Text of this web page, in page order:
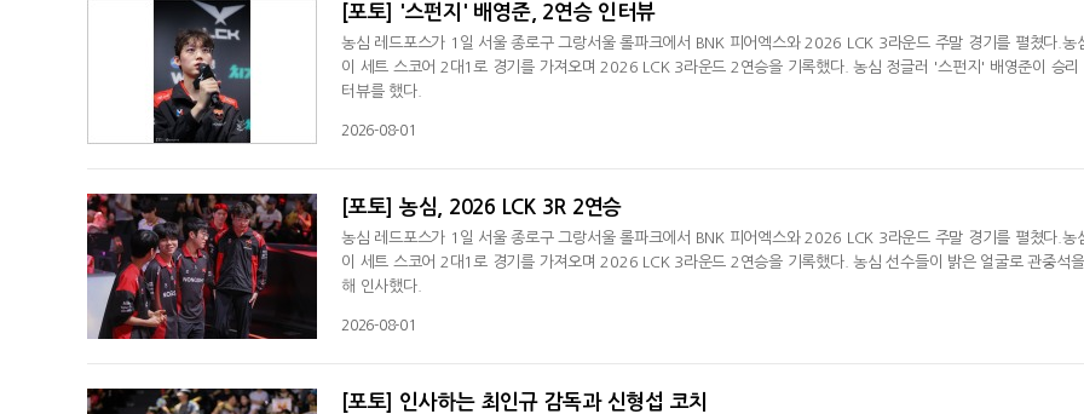
[포토] '스펀지' 배영준, 2연승 인터뷰
농심 레드포스가 1일 서울 종로구 그랑서울 롤파크에서 BNK 피어엑스와 2026 LCK 3라운드 주말 경기를 펼쳤다.농
이 세트 스코어 2대1로 경기를 가져오며 2026 LCK 3라운드 2연승을 기록했다. 농심 정글러 '스펀지' 배영준이 승리
터뷰를 했다.
2026-08-01
[포토] 농심, 2026 LCK 3R 2연승
농심 레드포스가 1일 서울 종로구 그랑서울 롤파크에서 BNK 피어엑스와 2026 LCK 3라운드 주말 경기를 펼쳤다.농
이 세트 스코어 2대1로 경기를 가져오며 2026 LCK 3라운드 2연승을 기록했다. 농심 선수들이 밝은 얼굴로 관중석
해 인사했다.
2026-08-01
[포토] 인사하는 최인규 감독과 신형섭 코치